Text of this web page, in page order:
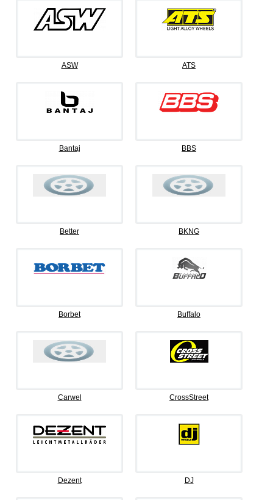
ASW ATS
Bantaj BBS
Better BKNG
Borbet Buffalo
Carwel CrossStreet
Dezent DJ